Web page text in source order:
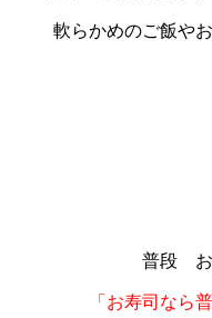
軟らかめのご飯や
普段 お
「お寿司なら